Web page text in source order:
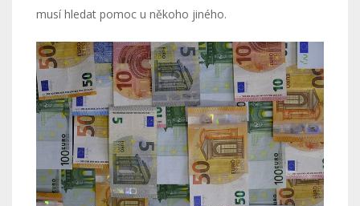
musí hledat pomoc u někoho jiného.